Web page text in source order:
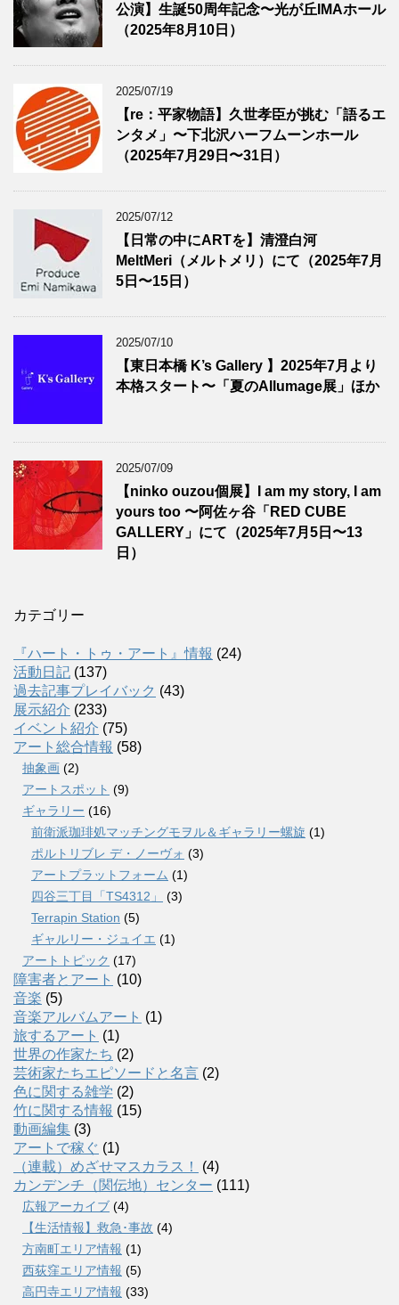
公演】生誕50周年記念〜光が丘IMAホール
（2025年8月10日）
2025/07/19
【re：平家物語】久世孝臣が挑む「語るエ
ンタメ」〜下北沢ハーフムーンホール
（2025年7月29日〜31日）
2025/07/12
【日常の中にARTを】清澄白河
MeltMeri（メルトメリ）にて（2025年7月
5日〜15日）
2025/07/10
【東日本橋 K’s Gallery 】2025年7月より
本格スタート〜「夏のAllumage展」ほか
2025/07/09
【ninko ouzou個展】I am my story, I am
yours too 〜阿佐ヶ谷「RED CUBE
GALLERY」にて（2025年7月5日〜13
日）
カテゴリー
『ハート・トゥ・アート』情報 (24)
活動日記 (137)
過去記事プレイバック (43)
展示紹介 (233)
イベント紹介 (75)
アート総合情報 (58)
抽象画 (2)
アートスポット (9)
ギャラリー (16)
前衛派珈琲処マッチングモヲル＆ギャラリー螺旋 (1)
ポルトリブレ デ・ノーヴォ (3)
アートプラットフォーム (1)
四谷三丁目「TS4312」
(3)
Terrapin Station (5)
ギャルリー・ジュイエ (1)
アートトピック (17)
障害者とアート (10)
音楽 (5)
音楽アルバムアート (1)
旅するアート (1)
世界の作家たち (2)
芸術家たちエピソードと名言 (2)
色に関する雑学 (2)
竹に関する情報 (15)
動画編集 (3)
アートで稼ぐ (1)
（連載）めざせマスカラス！
(4)
カンデンチ（関伝地）センター (111)
広報アーカイブ (4)
【生活情報】救急･事故 (4)
方南町エリア情報 (1)
西荻窪エリア情報 (5)
高円寺エリア情報 (33)